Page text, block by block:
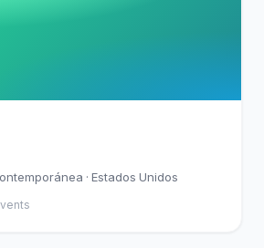
· Estados Unidos